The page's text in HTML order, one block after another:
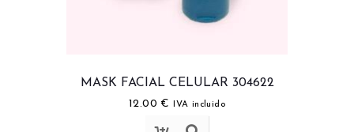
MASK FACIAL CELULAR 304622
12.00 € IVA incluido